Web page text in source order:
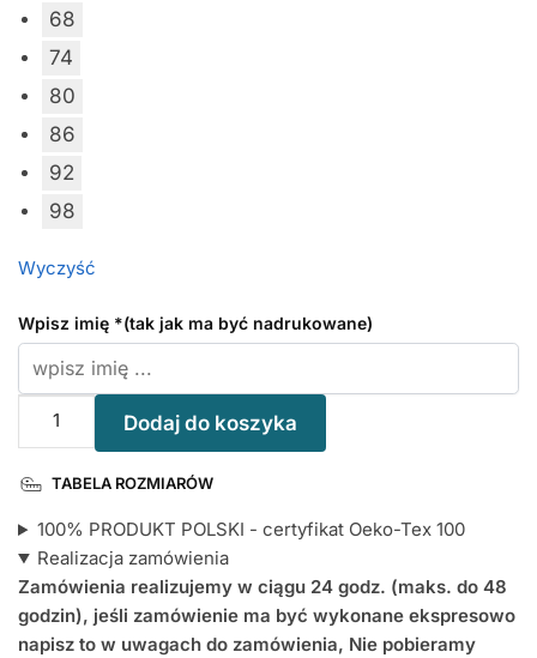
68
74
80
86
92
98
Wyczyść
Wpisz imię *(tak jak ma być nadrukowane)
i
Dziadka
-
koszulka
z
imieniem
Dodaj do koszyka
TABELA ROZMIARÓW
100% PRODUKT POLSKI - certyfikat Oeko-Tex 100
Realizacja zamówienia
Zamówienia realizujemy w ciągu 24 godz. (maks. do 48
godzin), jeśli zamówienie ma być wykonane ekspresowo
napisz to w uwagach do zamówienia, Nie pobieramy